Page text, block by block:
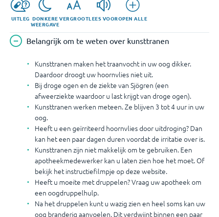
UITLEG DONKERE
WEERGAVE
VERGROOTLEES VOOROPEN ALLE
Belangrijk om te weten over kunsttranen
Kunsttranen maken het traanvocht in uw oog dikker.
Daardoor droogt uw hoornvlies niet uit.
Bij droge ogen en de ziekte van Sjögren (een
afweerziekte waardoor u last krijgt van droge ogen).
Kunsttranen werken meteen. Ze blijven 3 tot 4 uur in uw
oog.
Heeft u een geïrriteerd hoornvlies door uitdroging? Dan
kan het een paar dagen duren voordat de irritatie over is.
Kunsttranen zijn niet makkelijk om te gebruiken. Een
apotheekmedewerker kan u laten zien hoe het moet. Of
bekijk het instructiefilmpje op deze website.
Heeft u moeite met druppelen? Vraag uw apotheek om
een oogdruppelhulp.
Na het druppelen kunt u wazig zien en heel soms kan uw
oog branderig aanvoelen. Dit verdwijnt binnen een paar